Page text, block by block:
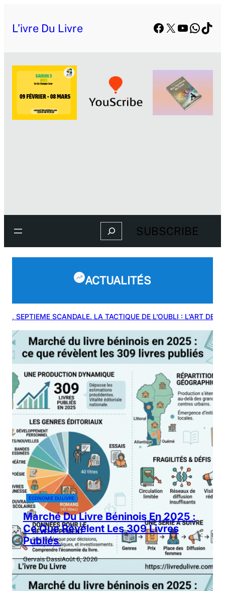
L’ivre Du Livre
SUBSCRIBE
ACTUALITÉS
SCANDALE. LA TACTIQUE DE L’OUBLI : L’ART DE
ÉCONOMIE DU LIVRE
Marché Du Livre Béninois En 2025 :
Ce Que Révèlent Les 309 Livres
Publiés
Gervais DassiAoût 6, 2026